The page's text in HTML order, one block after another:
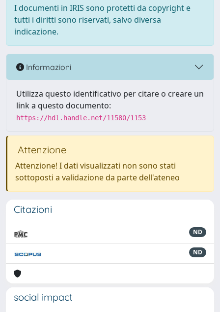
I documenti in IRIS sono protetti da copyright e
tutti i diritti sono riservati, salvo diversa
indicazione.
Informazioni
Utilizza questo identificativo per citare o creare un
link a questo documento:
https://hdl.handle.net/11580/1153
Attenzione
Attenzione! I dati visualizzati non sono stati
sottoposti a validazione da parte dell'ateneo
Citazioni
ND
ND
social impact